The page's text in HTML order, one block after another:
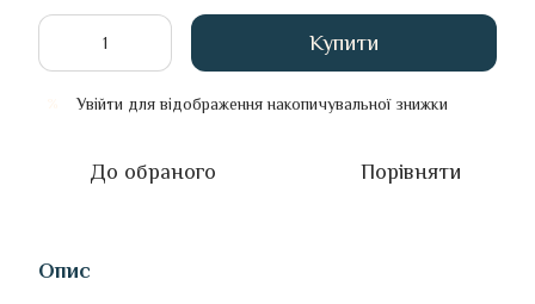
Купити
Увійти для відображення накопичувальної знижки
До обраного Порівняти
Опис